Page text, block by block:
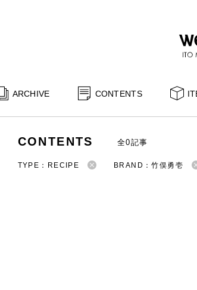
ARCHIVE CONTENTS
CONTENTS 全0記事
TYPE：RECIPE BRAND：竹俣勇壱